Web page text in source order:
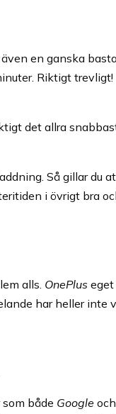
en ganska
Riktigt trevligt!
det allra
Så gillar du
i övrigt bra
alls. OnePlus eget
har heller inte
både Google och